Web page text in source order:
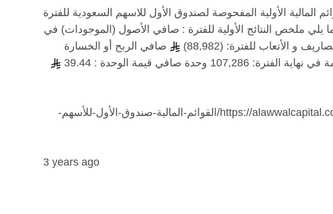
المالية الأولية المفحوصة لصندوق الأول للاسهم السعودية للفترة
2023 للجمهور وفيما يلي ملخص النتائج الأولية للفترة : صافي الأصول (الموجودات) في
و الأتعاب للفترة: (88,982)
صافي الربح أو الخسارة
وحدة صافي قيمة الوحدة : 39.44
https://alawwalcapital.com.sa//wp-content/uploads/2023/08/القوائم-المالية-صندوق-الأول-للأسهم-
3 years ago